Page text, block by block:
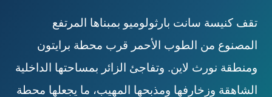
تقف كنيسة سانت بارثولوميو بمبناها المرتفع
المصنوع من الطوب الأحمر قرب محطة برايتون
ومنطقة نورث لاين. وتفاجئ الزائر بمساحتها الداخلية
الشاهقة وزخارفها ومذبحها المهيب، ما يجعلها محطة